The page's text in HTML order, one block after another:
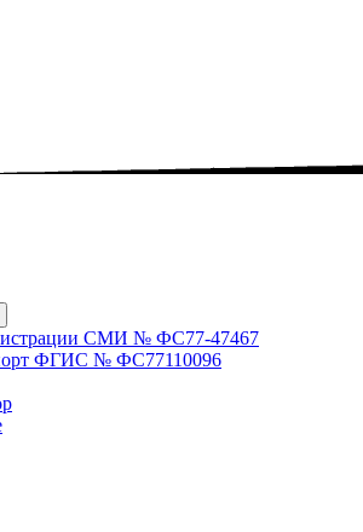
СМИ № ФС77-47467
ФГИС № ФС77110096